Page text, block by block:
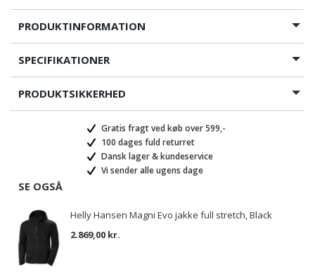
PRODUKTINFORMATION
SPECIFIKATIONER
PRODUKTSIKKERHED
Gratis fragt ved køb over 599,-
100 dages fuld returret
Dansk lager & kundeservice
Vi sender alle ugens dage
SE OGSÅ
Helly Hansen Magni Evo jakke full stretch, Black
2.869,00 kr.